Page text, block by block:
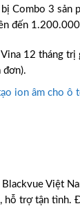
Combo 3 sản
đến
Vina 12 tháng
đơn).
ion âm cho ô
Việt
hỗ trợ tận tình.